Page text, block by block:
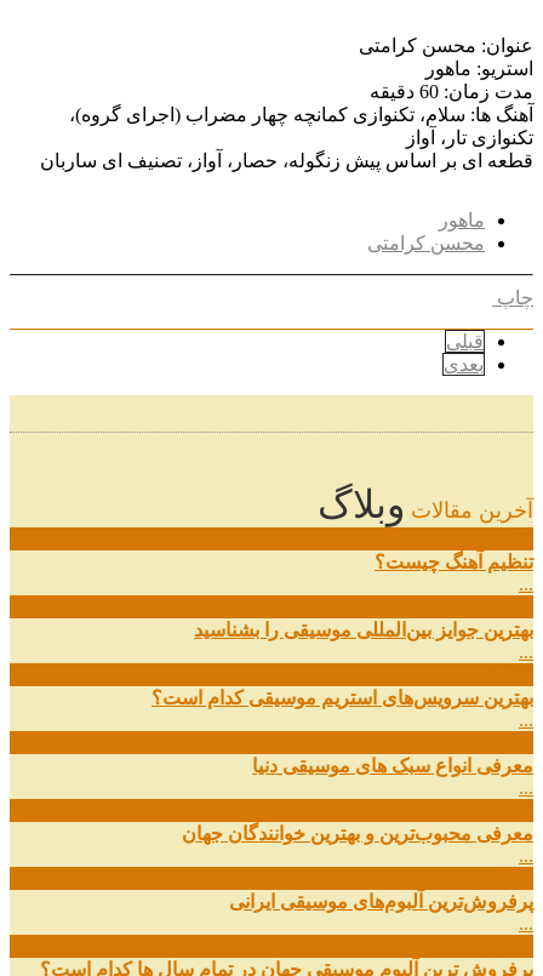
عنوان: محسن کرامتی
استریو: ماهور
مدت زمان: 60 دقیقه
آهنگ ها: سلام، تکنوازی کمانچه چهار مضراب (اجرای گروه)،
تکنوازی تار، آواز
قطعه ای بر اساس پیش زنگوله، حصار، آواز، تصنیف ای ساربان
ماهور
محسن کرامتی
چاپ
قبلی
بعدی
آخرین مقالات وبلاگ
تنظیم آهنگ چیست؟
...
بهترین جوایز بین‌المللی موسیقی را بشناسید
...
بهترین سرویس‌های استریم موسیقی کدام است؟
...
معرفی انواع سبک های موسیقی دنیا
...
معرفی محبوب‌ترین و بهترین خوانندگان جهان
...
پرفروش‌ترین آلبوم‌های موسیقی ایرانی
...
پرفروش ترین آلبوم موسیقی جهان در تمام سال ها کدام است؟